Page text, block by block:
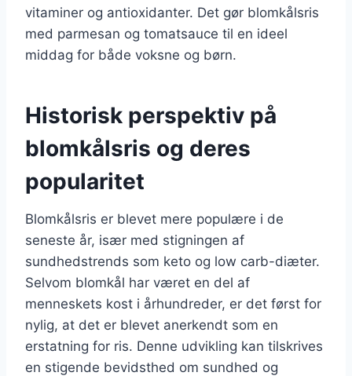
vitaminer og antioxidanter. Det gør blomkålsris
med parmesan og tomatsauce til en ideel
middag for både voksne og børn.
Historisk perspektiv på
blomkålsris og deres
popularitet
Blomkålsris er blevet mere populære i de
seneste år, især med stigningen af
sundhedstrends som keto og low carb-diæter.
Selvom blomkål har været en del af
menneskets kost i århundreder, er det først for
nylig, at det er blevet anerkendt som en
erstatning for ris. Denne udvikling kan tilskrives
en stigende bevidsthed om sundhed og